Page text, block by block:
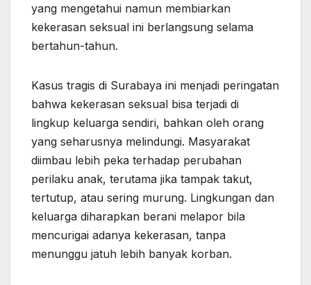
yang mengetahui namun membiarkan
kekerasan seksual ini berlangsung selama
bertahun-tahun.
Kasus tragis di Surabaya ini menjadi peringatan
bahwa kekerasan seksual bisa terjadi di
lingkup keluarga sendiri, bahkan oleh orang
yang seharusnya melindungi. Masyarakat
diimbau lebih peka terhadap perubahan
perilaku anak, terutama jika tampak takut,
tertutup, atau sering murung. Lingkungan dan
keluarga diharapkan berani melapor bila
mencurigai adanya kekerasan, tanpa
menunggu jatuh lebih banyak korban.